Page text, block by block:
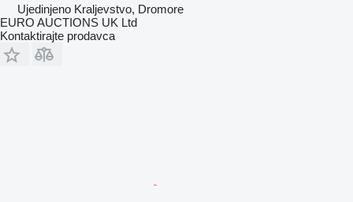
Ujedinjeno Kraljevstvo, Dromore
EURO AUCTIONS UK Ltd
Kontaktirajte prodavca